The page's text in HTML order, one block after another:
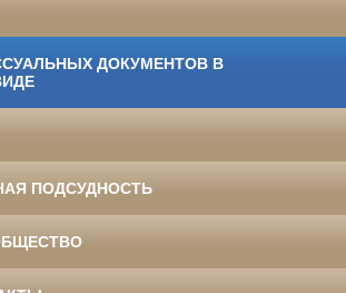
ДОКУМЕНТОВ В
ПОДСУДНОСТЬ